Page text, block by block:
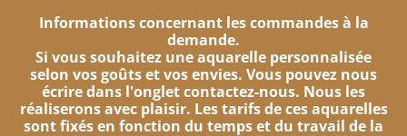
Informations concernant les commandes à la
demande.
Si vous souhaitez une aquarelle personnalisée
selon vos goûts et vos envies. Vous pouvez nous
écrire dans l'onglet contactez-nous. Nous les
réaliserons avec plaisir. Les tarifs de ces aquarelles
sont fixés en fonction du temps et du travail de la